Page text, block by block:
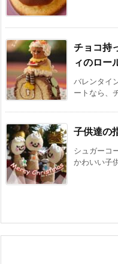
チョコ持
ィのロー
バレンタイ
ートなら、
子供達の
シュガーコ
かわいい子